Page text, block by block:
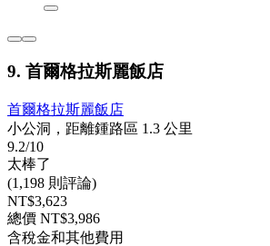
9. 首爾格拉斯麗飯店
首爾格拉斯麗飯店
小公洞，距離鍾路區 1.3 公里
9.2/10
太棒了
(1,198 則評論)
NT$3,623
總價 NT$3,986
含稅金和其他費用